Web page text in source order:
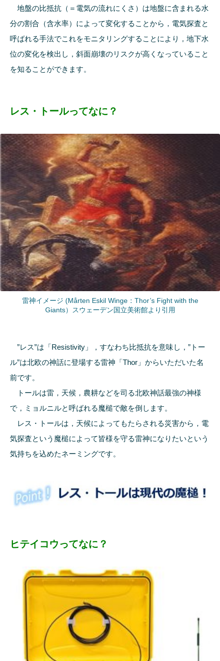
地盤の比抵抗（＝電気の流れにくさ）は地盤に含まれる水
分の割合（含水率）によって変化することから，電気探査と
呼ばれる手法でこれをモニタリングすることにより，地下水
位の変化を検出し，斜面崩壊のリスクが高くなっていること
を知ることができます。
レス・トールってなに？
雷神イメージ (Mårten Eskil Winge：Thor’s Fight with the
Giants） スウェーデン国立美術館より引用
”レス”は「Resistivity」，すなわち比抵抗を意味し，”トー
ル”は北欧の神話に登場する雷神「Thor」からいただいた名
前です。
トールは雷，天候，農耕などを司る北欧神話最強の神様
で，ミョルニルと呼ばれる魔槌で敵を倒します。
レス・トールは，天候によってもたらされる災害から，電
気探査という魔槌によって皆様を守る雷神になりたいという
気持ちを込めたネーミングです。
ヒテイコウってなに？